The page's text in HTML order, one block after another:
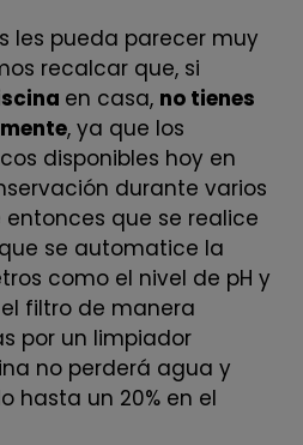
les pueda parecer muy
recalcar que, si
en casa, no tienes
, ya que los
disponibles hoy en
durante varios
entonces que se realice
se automatice la
como el nivel de pH y
filtro de manera
por un limpiador
no perderá agua y
hasta un 20% en el